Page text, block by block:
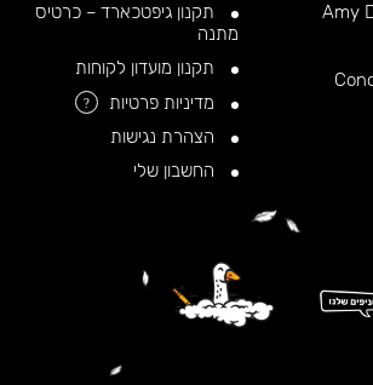
תקנון גיפטכארד – כרטיס
מתנה
תקנון מועדון לקוחות
מדיניות פרטיות
?
הצהרת נגישות
החשבון שלי